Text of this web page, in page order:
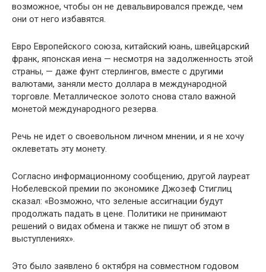
возможное, чтобы он не девальвировался прежде, чем
они от него избавятся.
Евро Европейского союза, китайский юань, швейцар­ский
франк, японская иена — несмотря на задолженность этой
страны, — даже фунт стерлингов, вместе с другими
валютами, заняли место доллара в международной
торгов­ле. Металлическое золото снова стало важной
монетой ме­ждународного резерва.
Речь не идет о своевольном личном мнении, и я не хочу
оклеветать эту монету.
Согласно информационному сообщению, другой лау­реат
Нобелевской премии по экономике Джозеф Стиглиц
сказал: «Возможно, что зеленые ассигнации будут
продол­жать падать в цене. Политики не принимают
решений о ви­дах обмена и также не пишут об этом в
выступлениях».
Это было заявлено 6 октября на совместном годовом